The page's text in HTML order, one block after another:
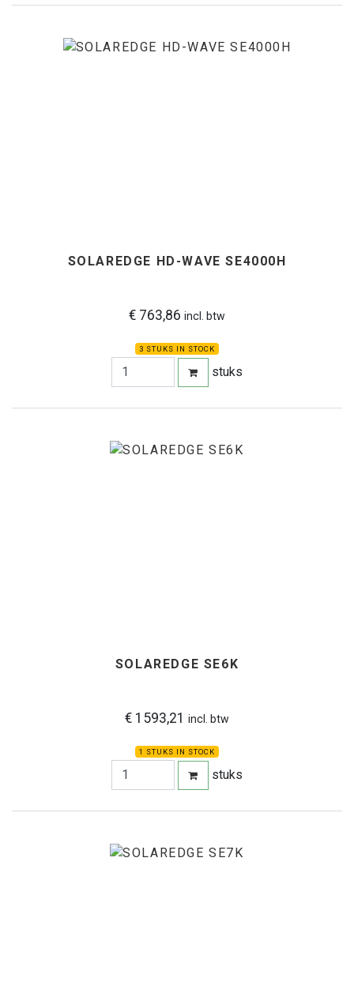
SOLAREDGE HD-WAVE SE4000H
€ 763,86 incl. btw
3 STUKS IN STOCK
stuks
SOLAREDGE SE6K
€ 1593,21 incl. btw
1 STUKS IN STOCK
stuks